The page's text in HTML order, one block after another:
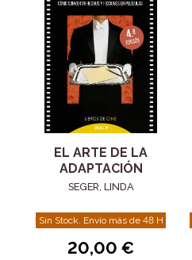
EL ARTE DE LA
ADAPTACIÓN
SEGER, LINDA
Sin Stock. Envío más de 48 H
20,00 €